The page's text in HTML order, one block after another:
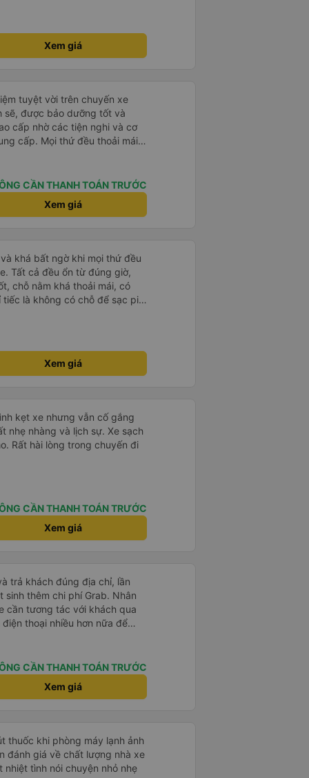
1 quảng đường đầu. Tôi sẽ
lần sau sẽ tốt hơn. Chân
Xem giá
tuyệt vời trên chuyến xe
sẽ, được bảo dưỡng tốt và
cấp nhờ các tiện nghi và cơ
cấp. Mọi thứ đều thoải mái
xế rất tốt bụng, hữu ích và
của họ thực sự nổi bật. Nhìn
tốt nhất đối với tôi và gia
từ đầu đến cuối. Rất đáng
CẦN THANH TOÁN TRƯỚC
Xem giá
khá bất ngờ khi mọi thứ đều
Tất cả đều ổn từ đúng giờ,
chỗ nằm khá thoải mái, có
là không có chỗ để sạc pin
Xem giá
kẹt xe nhưng vẫn cố gắng
nhẹ nhàng và lịch sự. Xe sạch
Rất hài lòng trong chuyến đi
CẦN THANH TOÁN TRƯỚC
Xem giá
trả khách đúng địa chỉ, lần
thêm chi phí Grab. Nhân
cần tương tác với khách qua
thoại nhiều hơn nữa để
khách đặt vé qua App. Chân
CẦN THANH TOÁN TRƯỚC
Xem giá
thuốc khi phòng máy lạnh ảnh
tình nói chuyện nhỏ nhẹ